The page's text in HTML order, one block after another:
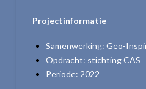
Projectinformatie
Samenwerking: Geo-
Opdracht: stichting CAS
Periode: 2022